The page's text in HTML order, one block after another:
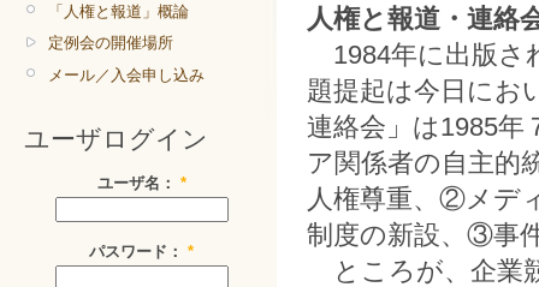
「人権と報道」概論
定例会の開催場所
メール／入会申し込み
ユーザログイン
ユーザ名： *
パスワード： *
人権と報道・連絡
1984年に出版さ
題提起は今日にお
連絡会」は1985年
ア関係者の自主的
人権尊重、②メデ
制度の新設、③事
ところが、企業